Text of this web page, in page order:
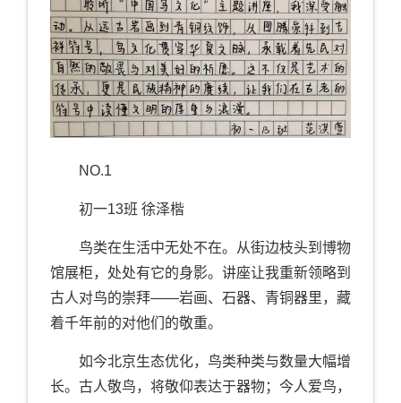
NO.1
初一13班 徐泽楷
鸟类在生活中无处不在。从街边枝头到博物
馆展柜，处处有它的身影。讲座让我重新领略到
古人对鸟的崇拜——岩画、石器、青铜器里，藏
着千年前的对他们的敬重。
如今北京生态优化，鸟类种类与数量大幅增
长。古人敬鸟，将敬仰表达于器物；今人爱鸟，